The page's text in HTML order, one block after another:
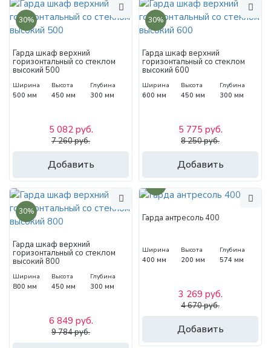
30%
Гарда шкаф верхний
горизонтальный со стеклом
высокий 500
Ширина
500 мм
Высота
450 мм
Глубина
300 мм
Добавить
5 082 руб.
7 260 руб.
30%
Гарда шкаф верхний
горизонтальный со стеклом
высокий 600
Ширина
600 мм
Высота
450 мм
Глубина
300 мм
Добавить
5 775 руб.
8 250 руб.
30%
Гарда шкаф верхний
горизонтальный со стеклом
высокий 800
Ширина
800 мм
Высота
450 мм
Глубина
300 мм
6 849 руб.
9 784 руб.
Гарда антресоль 400
Ширина
400 мм
Высота
200 мм
Глубина
574 мм
Добавить
3 269 руб.
4 670 руб.